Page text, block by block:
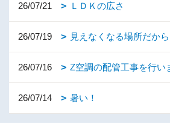
26/07/21 ＬＤＫの広さ
26/07/19 見えなくなる場所だか
26/07/16 Z空調の配管工事を行い
26/07/14 暑い！